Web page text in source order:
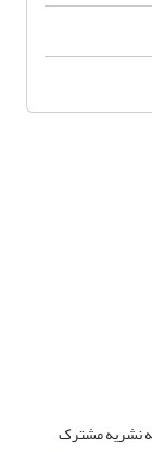
نشریه مشترک